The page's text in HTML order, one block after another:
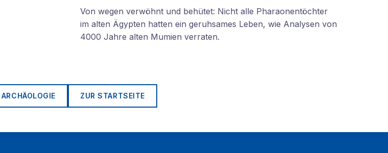
Von wegen verwöhnt und behütet: Nicht alle Pharaonentöchter
im alten Ägypten hatten ein geruhsames Leben, wie Analysen von
4000 Jahre alten Mumien verraten.
ARCHÄOLOGIE ZUR STARTSEITE